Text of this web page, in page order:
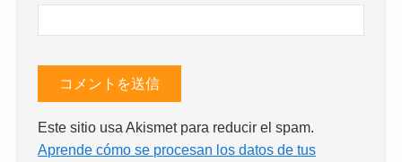
Este sitio usa Akismet para reducir el spam.
Aprende cómo se procesan los datos de tus